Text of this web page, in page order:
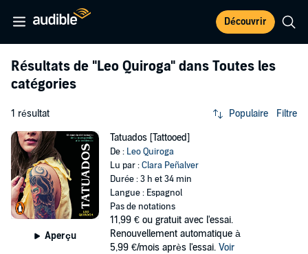
Découvrir
Résultats de "Leo Quiroga" dans Toutes les
catégories
1 résultat Populaire Filtre
Aperçu
Tatuados [Tattooed]
De : Leo Quiroga
Lu par :Clara Peñalver
Durée : 3 h et 34 min
Langue : Espagnol
Pas de notations
11,99 € ou gratuit avec l'essai.
Renouvellement automatique à
5,99 €/mois après l'essai. Voir